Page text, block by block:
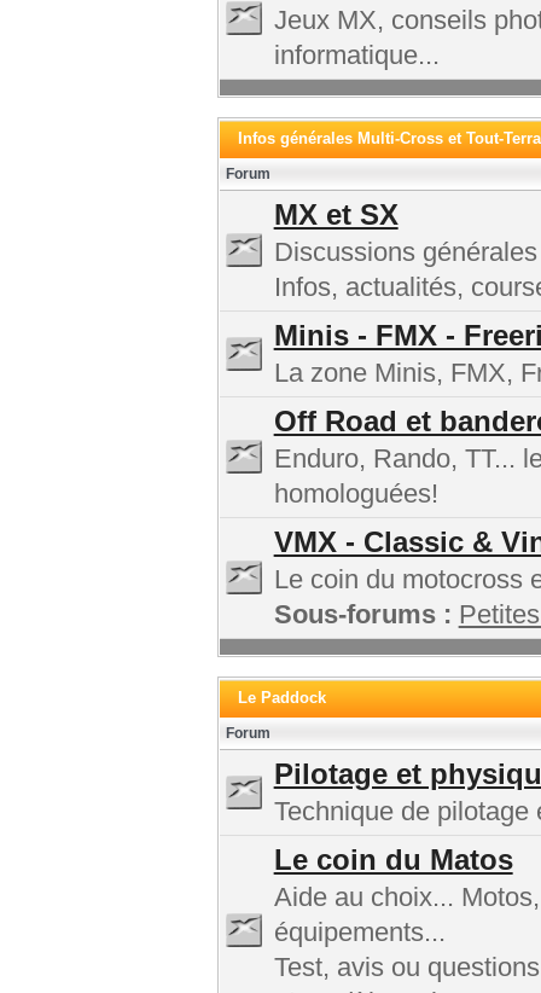
Jeux MX, conseils
informatique...
Infos générales Multi-Cross et Tout-
Forum
MX et SX
Discussions
Infos, actualités,
Minis - FMX -
La zone Minis, FMX,
Off Road et
Enduro, Rando, TT...
homologuées!
VMX - Classic &
Le coin du motocross
Sous-forums :
Le Paddock
Forum
Pilotage et
Technique de
Le coin du Matos
Aide au choix...
équipements...
Test, avis ou